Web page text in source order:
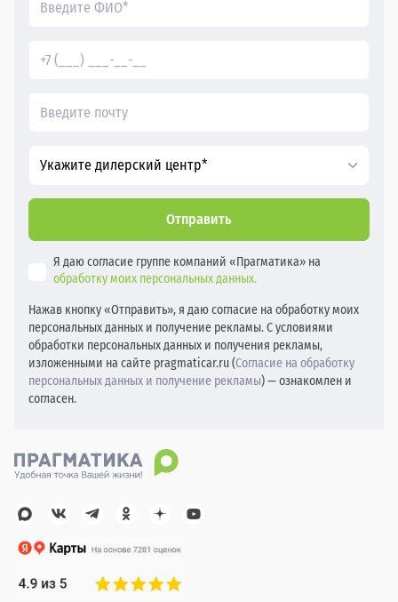
Укажите дилерский центр*
Отправить
Я даю согласие группе компаний «Прагматика» на
обработку моих персональных данных.
Нажав кнопку «Отправить», я даю согласие на обработку моих
персональных данных и получение рекламы. С условиями
обработки персональных данных и получения рекламы,
изложенными на сайте pragmaticar.ru (Согласие на обработку
персональных данных и получение рекламы) — ознакомлен и
согласен.